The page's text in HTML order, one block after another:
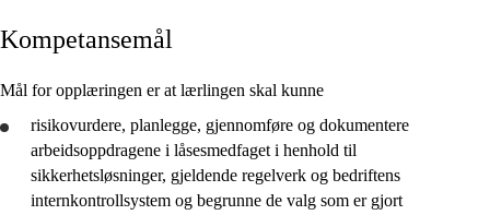
Kjerneelementer
Tverrfaglige temaer
Grunnleggende ferdigheter
Kompetansemål
Mål for opplæringen er at lærlingen skal kunne
risikovurdere, planlegge, gjennomføre og dokumentere
arbeidsoppdragene i låsesmedfaget i henhold til
sikkerhetsløsninger, gjeldende regelverk og bedriftens
internkontrollsystem og begrunne de valg som er gjort